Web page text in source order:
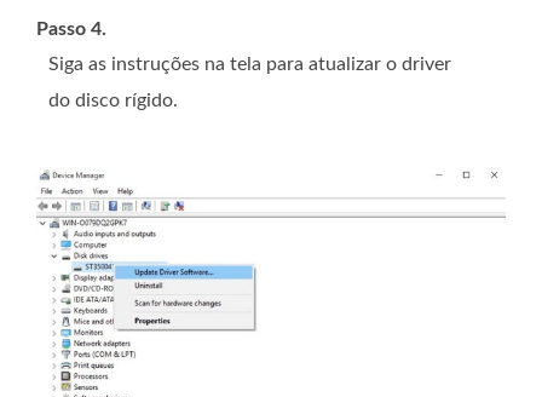
Passo 4.
Siga as instruções na tela para atualizar o driver
do disco rígido.